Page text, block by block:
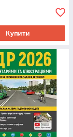
Купити